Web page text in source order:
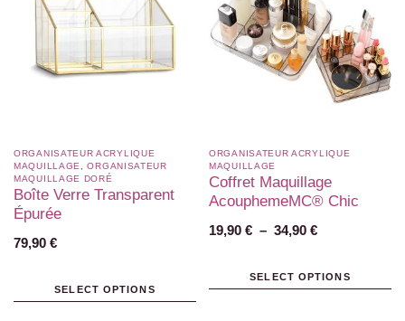
ORGANISATEUR ACRYLIQUE
MAQUILLAGE
,ORGANISATEUR
MAQUILLAGE DORÉ
Boîte Verre Transparent
Épurée
79,90 €
SELECT OPTIONS
ORGANISATEUR ACRYLIQUE
MAQUILLAGE
Coffret Maquillage
AcouphemeMC® Chic
19,90 € – 34,90 €
SELECT OPTIONS